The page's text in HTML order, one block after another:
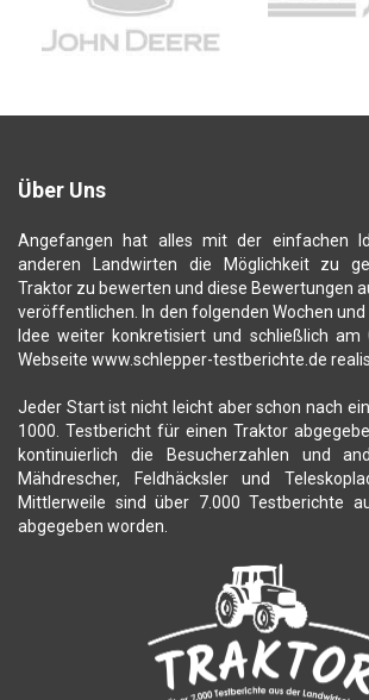
Über Uns
Angefangen hat alles mit der einfachen
anderen Landwirten die Möglichkeit zu
Traktor zu bewerten und diese Bewertungen
veröffentlichen. In den folgenden Wochen
Idee weiter konkretisiert und schließlich am
Webseite www.schlepper-testberichte.de
Jeder Start ist nicht leicht aber schon nach
1000. Testbericht für einen Traktor
kontinuierlich die Besucherzahlen und
Mähdrescher, Feldhäcksler und
Mittlerweile sind über 7.000 Testberichte
abgegeben worden.